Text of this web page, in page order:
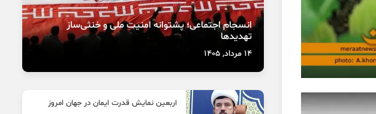
انسجام اجتماعی؛ پشتوانه امنیت ملی و خنثی‌ساز
تهدیدها
14 مرداد, 1405
اربعین نمایش قدرت ایمان در جهان امروز